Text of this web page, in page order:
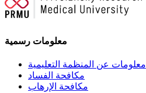
معلومات رسمية
معلومات عن المنظمة التعليمية
مكافحة الفساد
مكافحة الإرهاب